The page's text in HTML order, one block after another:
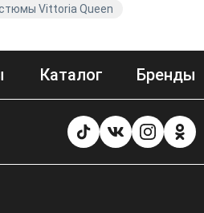
гардероб с помощью
сарафанов от Avaro.
Vittoria Queen
Каталог Бренды